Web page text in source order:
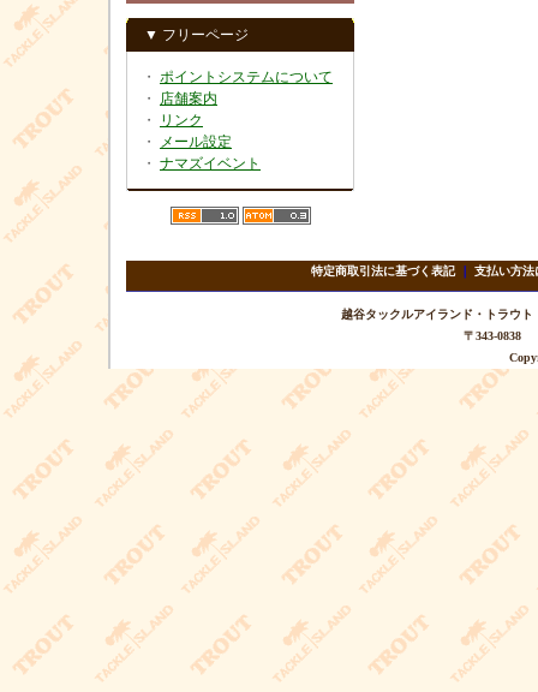
▼ フリーページ
・ ポイントシステムについて
・ 店舗案内
・
リンク
・
メール設定
・ ナマズイベント
特定商取引法に基づく表記｜ 支払い方法
越谷タックルアイランド・トラ
〒343-0838